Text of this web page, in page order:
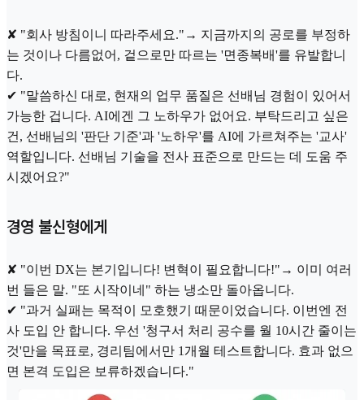
✘ "회사 방침이니 따라주세요."→ 지금까지의 공로를 부정하
는 것이나 다름없어, 겉으로만 따르는 '면종복배'를 유발합니
다.
✔ "말씀하신 대로, 현재의 업무 품질은 선배님 경험이 있어서
가능한 겁니다. AI에겐 그 노하우가 없어요. 부탁드리고 싶은
건, 선배님의 '판단 기준'과 '노하우'를 AI에 가르쳐주는 '교사'
역할입니다. 선배님 기술을 전사 표준으로 만드는 데 도움 주
시겠어요?"
경영 불신형에게
✘ "이번 DX는 본기입니다! 변혁이 필요합니다!"→ 이미 여러
번 들은 말. "또 시작이네" 하는 냉소만 돌아옵니다.
✔ "과거 실패는 목적이 모호했기 때문이었습니다. 이번엔 전
사 도입 안 합니다. 우선 '청구서 처리 공수를 월 10시간 줄이는
것'만을 목표로, 경리팀에서만 1개월 테스트합니다. 효과 없으
면 본격 도입은 보류하겠습니다."